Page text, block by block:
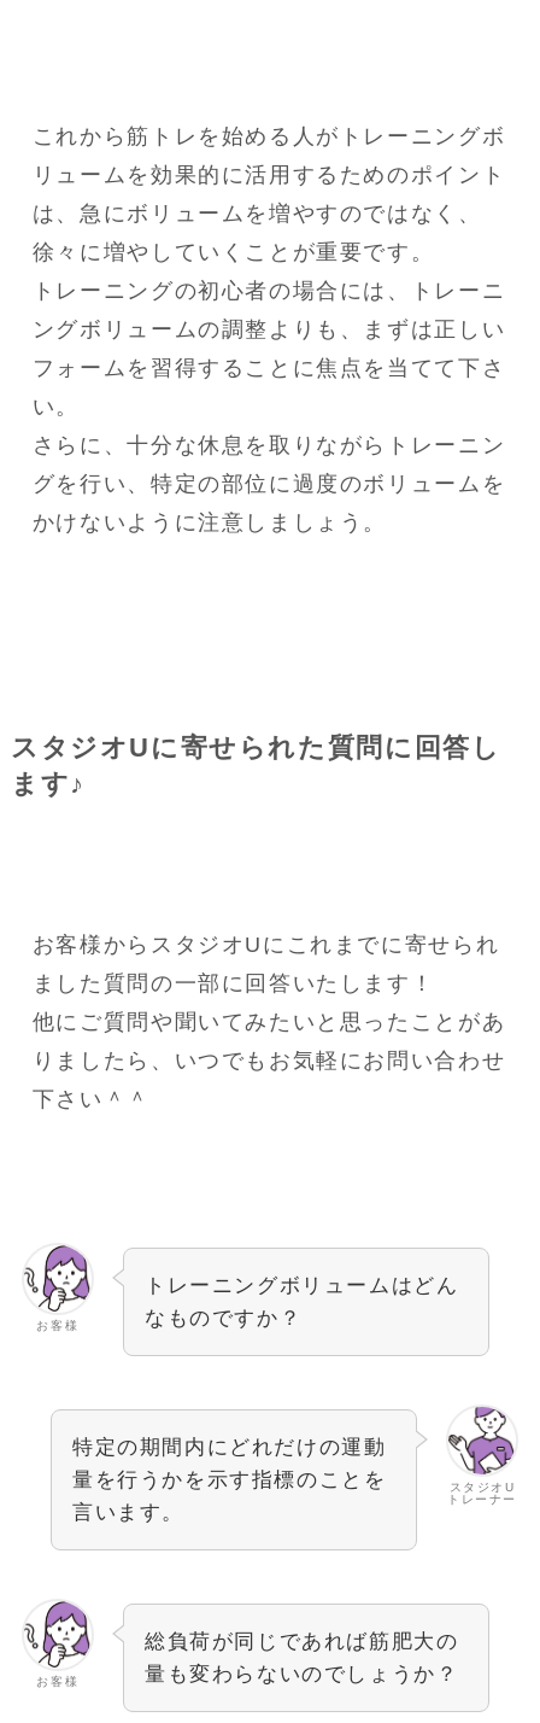
これから筋トレを始める人がトレーニングボ
リュームを効果的に活用するためのポイント
は、急にボリュームを増やすのではなく、
徐々に増やしていくことが重要です。
トレーニングの初心者の場合には、トレーニ
ングボリュームの調整よりも、まずは正しい
フォームを習得することに焦点を当てて下さ
い。
さらに、十分な休息を取りながらトレーニン
グを行い、特定の部位に過度のボリュームを
かけないように注意しましょう。
スタジオUに寄せられた質問に回答し
ます♪
お客様からスタジオUにこれまでに寄せられ
ました質問の一部に回答いたします！
他にご質問や聞いてみたいと思ったことがあ
りましたら、いつでもお気軽にお問い合わせ
下さい＾＾
お客様
トレーニングボリュームはどん
なものですか？
スタジオU
トレーナー
特定の期間内にどれだけの運動
量を行うかを示す指標のことを
言います。
お客様
総負荷が同じであれば筋肥大の
量も変わらないのでしょうか？